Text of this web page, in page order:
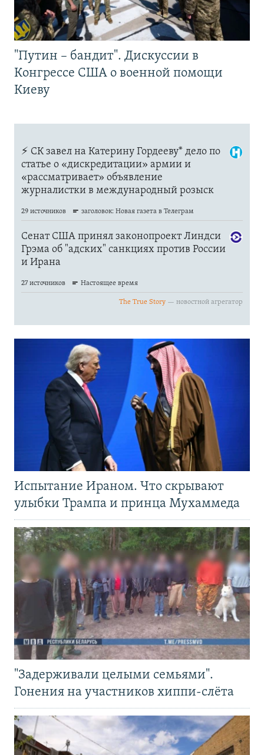
"Путин – бандит". Дискуссии в
Конгрессе США о военной помощи
Киеву
Испытание Ираном. Что скрывают
улыбки Трампа и принца Мухаммеда
"Задерживали целыми семьями".
Гонения на участников хиппи-слёта